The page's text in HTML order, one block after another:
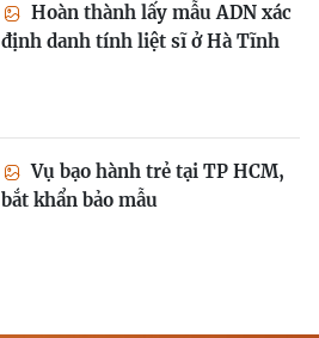
Hoàn thành lấy mẫu ADN xác
định danh tính liệt sĩ ở Hà Tĩnh
Vụ bạo hành trẻ tại TP HCM,
bắt khẩn bảo mẫu